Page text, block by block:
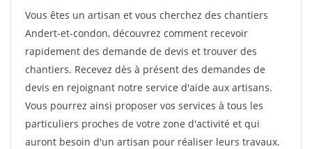
Vous êtes un artisan et vous cherchez des chantiers
Andert-et-condon, découvrez comment recevoir
rapidement des demande de devis et trouver des
chantiers. Recevez dès à présent des demandes de
devis en rejoignant notre service d'aide aux artisans.
Vous pourrez ainsi proposer vos services à tous les
particuliers proches de votre zone d'activité et qui
auront besoin d'un artisan pour réaliser leurs travaux.